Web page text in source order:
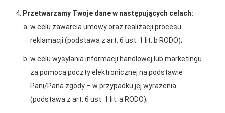
2026-01-15
Grupa PSB Handel S.A.
gra z WOŚP. Powstała
firmowa eSkarbonka na
dziecięcej
2026-01-12
Zacisze S.A. dołącza do
Grupy PSB. Sieć kończy
rok strategicznym
rebrandingu
Przetwarzamy Twoje dane w następujących celach:
w celu zawarcia umowy oraz realizacji procesu
reklamacji (podstawa z art. 6 ust. 1 lit. b RODO);
w celu wysyłania informacji handlowej lub marketingu
za pomocą poczty elektronicznej na podstawie
Pani/Pana zgody – w przypadku jej wyrażenia
(podstawa z art. 6 ust. 1 lit. a RODO);